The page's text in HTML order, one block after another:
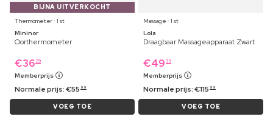
BIJNA UITVERKOCHT
Thermometer ⋅ 1 st
Mininor
Oorthermometer
€36 29
Memberprijs
Normale prijs:€55 99
VOEG TOE
Massage ⋅ 1 st
Lola
Draagbaar Massageapparaat Zwart
€49 39
Memberprijs
Normale prijs:€115 99
VOEG TOE